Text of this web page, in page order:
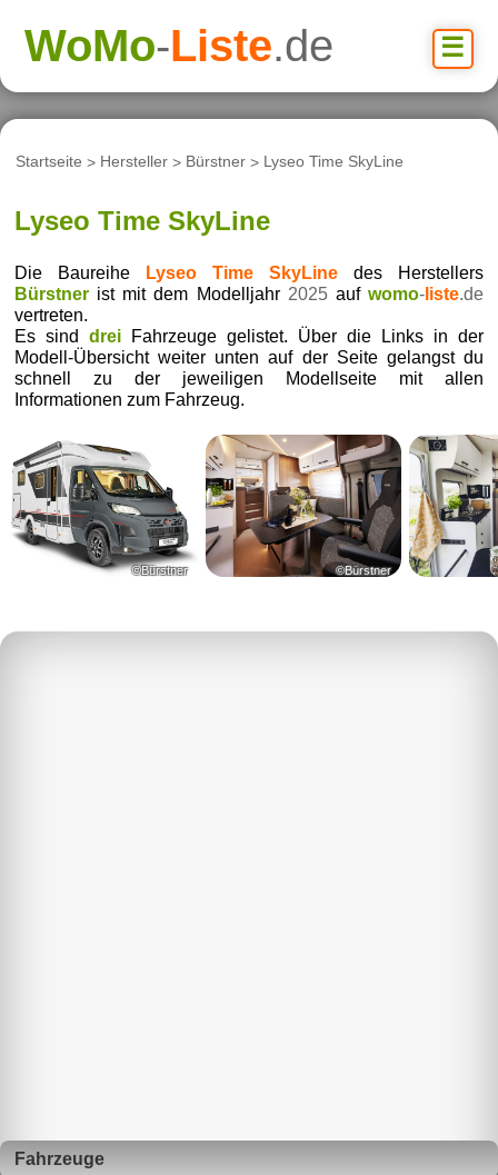
☰
WoMo-Liste.de
Startseite > Hersteller > Bürstner > Lyseo Time SkyLine
Lyseo Time SkyLine
Die Baureihe Lyseo Time SkyLine des Herstellers
Bürstnerist mit dem Modelljahr 2025aufwomo- liste.de
vertreten.
Es sind dreiFahrzeuge gelistet. Über die Links in der
Modell-Übersicht weiter unten auf der Seite gelangst du
schnell zu der jeweiligen Modellseite mit allen
Informationen zum Fahrzeug.
©Bürstner ©Bürstner
Fahrzeuge